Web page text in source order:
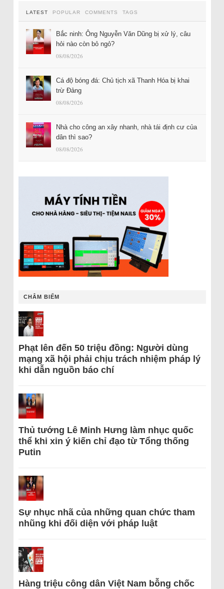
LATEST POPULAR COMMENTS TAGS
Bắc ninh: Ông Nguyễn Văn Dũng bị xử lý, câu
hỏi nào còn bỏ ngỏ?
08/08/2026
Cá độ bóng đá: Chủ tịch xã Thanh Hóa bị khai
trừ Đảng
08/08/2026
Nhà cho công an xây nhanh, nhà tái định cư của
dân thì sao?
08/08/2026
CHÂM BIẾM
Phạt lên đến 50 triệu đồng: Người dùng
mạng xã hội phải chịu trách nhiệm pháp lý
khi dẫn nguồn báo chí
Thủ tướng Lê Minh Hưng làm nhục quốc
thể khi xin ý kiến chỉ đạo từ Tổng thống
Putin
Sự nhục nhã của những quan chức tham
nhũng khi đối diện với pháp luật
Hàng triệu công dân Việt Nam bỗng chốc